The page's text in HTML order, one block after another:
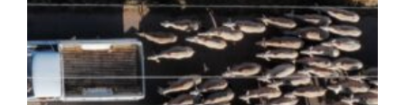
μου να κατέβει ο Μπακογιάννης»